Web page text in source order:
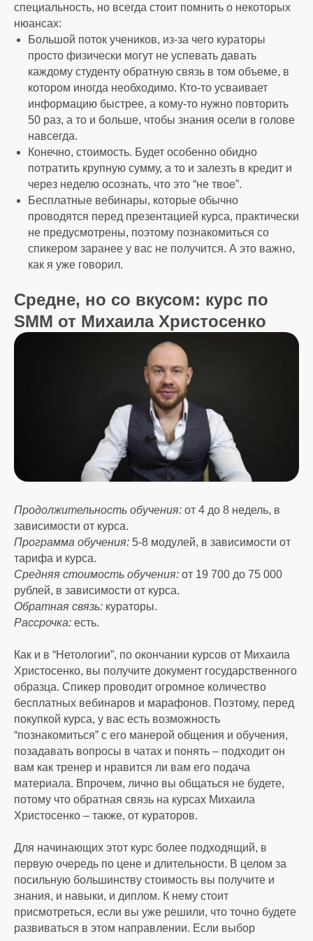
специальность, но всегда стоит помнить о некоторых
нюансах:
Большой поток учеников, из-за чего кураторы
просто физически могут не успевать давать
каждому студенту обратную связь в том объеме, в
котором иногда необходимо. Кто-то усваивает
информацию быстрее, а кому-то нужно повторить
50 раз, а то и больше, чтобы знания осели в голове
навсегда.
Конечно, стоимость. Будет особенно обидно
потратить крупную сумму, а то и залезть в кредит и
через неделю осознать, что это “не твое”.
Бесплатные вебинары, которые обычно
проводятся перед презентацией курса, практически
не предусмотрены, поэтому познакомиться со
спикером заранее у вас не получится. А это важно,
как я уже говорил.
Средне, но со вкусом: курс по
SMM от Михаила Христосенко
Продолжительность обучения: от 4 до 8 недель, в
зависимости от курса.
Программа обучения: 5-8 модулей, в зависимости от
тарифа и курса.
Средняя стоимость обучения: от 19 700 до 75 000
рублей, в зависимости от курса.
Обратная связь: кураторы.
Рассрочка: есть.
Как и в “Нетологии”, по окончании курсов от Михаила
Христосенко, вы получите документ государственного
образца. Спикер проводит огромное количество
бесплатных вебинаров и марафонов. Поэтому, перед
покупкой курса, у вас есть возможность
“познакомиться” с его манерой общения и обучения,
позадавать вопросы в чатах и понять – подходит он
вам как тренер и нравится ли вам его подача
материала. Впрочем, лично вы общаться не будете,
потому что обратная связь на курсах Михаила
Христосенко – также, от кураторов.
Для начинающих этот курс более подходящий, в
первую очередь по цене и длительности. В целом за
посильную большинству стоимость вы получите и
знания, и навыки, и диплом. К нему стоит
присмотреться, если вы уже решили, что точно будете
развиваться в этом направлении. Если выбор